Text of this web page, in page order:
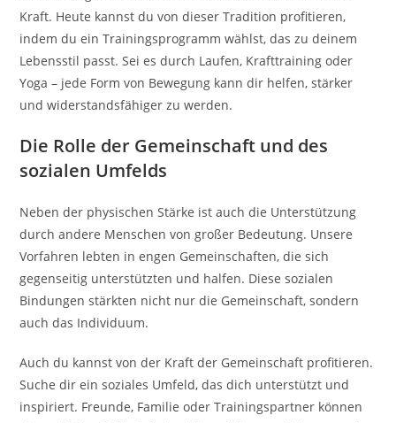
Kraft. Heute kannst du von dieser Tradition profitieren,
indem du ein Trainingsprogramm wählst, das zu deinem
Lebensstil passt. Sei es durch Laufen, Krafttraining oder
Yoga – jede Form von Bewegung kann dir helfen, stärker
und widerstandsfähiger zu werden.
Die Rolle der Gemeinschaft und des
sozialen Umfelds
Neben der physischen Stärke ist auch die Unterstützung
durch andere Menschen von großer Bedeutung. Unsere
Vorfahren lebten in engen Gemeinschaften, die sich
gegenseitig unterstützten und halfen. Diese sozialen
Bindungen stärkten nicht nur die Gemeinschaft, sondern
auch das Individuum.
Auch du kannst von der Kraft der Gemeinschaft profitieren.
Suche dir ein soziales Umfeld, das dich unterstützt und
inspiriert. Freunde, Familie oder Trainingspartner können